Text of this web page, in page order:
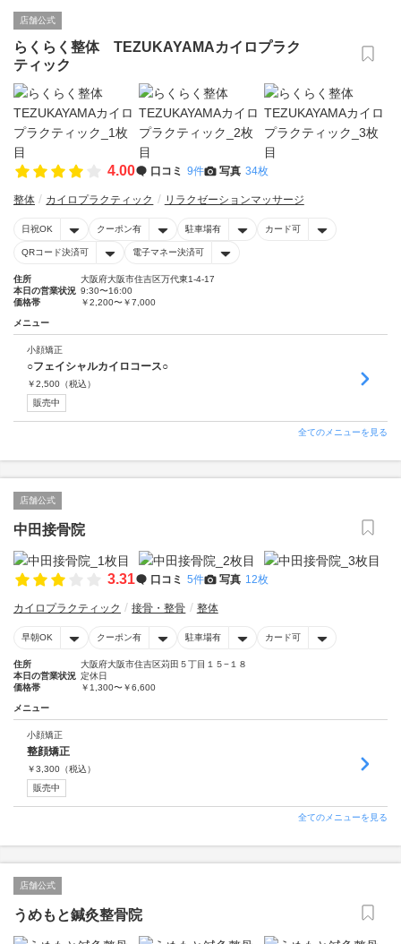
店舗公式
らくらく整体 TEZUKAYAMAカイロプラク
ティック
4.00 口コミ 9件 写真 34枚
整体 カイロプラクティック リラクゼーションマッサージ
日祝OK クーポン有 駐車場有 カード可
QRコード決済可 電子マネー決済可
住所
大阪府大阪市住吉区万代東1-4-17
本日の営業状況 9:30〜16:00
価格帯
￥2,200〜￥7,000
メニュー
小顔矯正
○フェイシャルカイロコース○
￥2,500 （税込）
販売中
全てのメニューを見る
店舗公式
中田接骨院
3.31 口コミ 5件 写真 12枚
カイロプラクティック 接骨・整骨 整体
早朝OK クーポン有 駐車場有 カード可
住所
大阪府大阪市住吉区苅田５丁目１５−１８
本日の営業状況 定休日
価格帯
￥1,300〜￥6,600
メニュー
小顔矯正
整顔矯正
￥3,300 （税込）
販売中
全てのメニューを見る
店舗公式
うめもと鍼灸整骨院